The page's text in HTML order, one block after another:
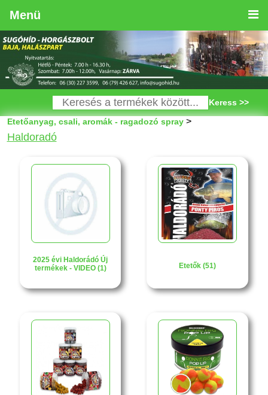
Menü
Keress >>
Etetőanyag, csali, aromák - ragadozó spray>
Haldoradó
2025 évi Haldorádó Új
termékek - VIDEO (1)
Etetők (51)